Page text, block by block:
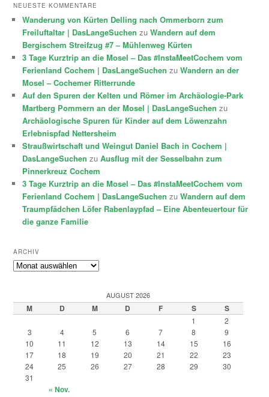
NEUESTE KOMMENTARE
Wanderung von Kürten Delling nach Ommerborn zum
Freiluftaltar | DasLangeSuchen zuWandern auf dem
Bergischem Streifzug #7 – Mühlenweg Kürten
3 Tage Kurztrip an die Mosel – Das #InstaMeetCochem vom
Ferienland Cochem | DasLangeSuchen zuWandern an der
Mosel – Cochemer Ritterrunde
Auf den Spuren der Kelten und Römer im Archäologie-Park
Martberg Pommern an der Mosel | DasLangeSuchen zu
Archäologische Spuren für Kinder auf dem Löwenzahn
Erlebnispfad Nettersheim
Straußwirtschaft und Weingut Daniel Bach in Cochem |
DasLangeSuchen zuAusflug mit der Sesselbahn zum
Pinnerkreuz Cochem
3 Tage Kurztrip an die Mosel – Das #InstaMeetCochem vom
Ferienland Cochem | DasLangeSuchen zuWandern auf dem
Traumpfädchen Löfer Rabenlaypfad – Eine Abenteuertour für
die ganze Familie
ARCHIV
Archiv
AUGUST 2026
M D M D F S S
1
2
3
4 5 6 7 8
9
10
11 12 13 14 15
16
17
18 19 20 21 22
23
24
25 26 27 28 29
30
31
« Nov.